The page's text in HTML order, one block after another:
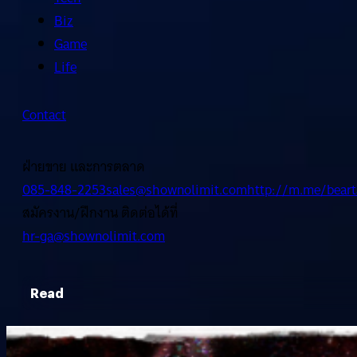
Biz
Game
Life
Contact
ฝ่ายขาย และการตลาด
085-848-2253sales@shownolimit.comhttp://m.me/
สมัครงาน/ฝึกงาน ติดต่อได้ที่
hr-ga@shownolimit.com
Read